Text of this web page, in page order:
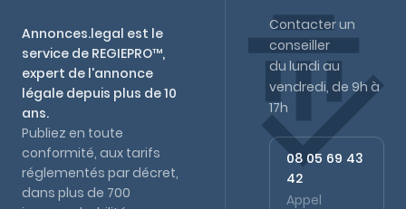
Annonces.legal est le
service de REGIEPRO™,
expert de l'annonce
légale depuis plus de 10
ans.
Publiez en toute
conformité, aux tarifs
réglementés par décret,
dans plus de 700
Contacter un
conseiller
du lundi au
vendredi, de 9h à
17h
08 05 69 43
42
Appel